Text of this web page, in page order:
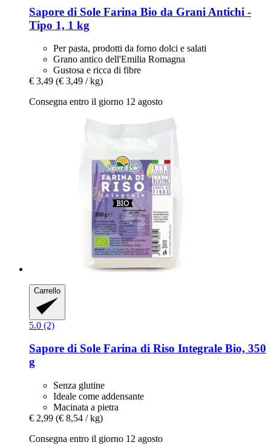
Sapore di Sole Farina Bio da Grani Antichi -​
Tipo 1, 1 kg
Per pasta, prodotti da forno dolci e salati
Grano antico dell'Emilia Romagna
Gustosa e ricca di fibre
€ 3,49 (€ 3,49 / kg)
Consegna entro il giorno 12 agosto
Carrello
5.0 (2)
Sapore di Sole Farina di Riso Integrale Bio, 350
g
Senza glutine
Ideale come addensante
Macinata a pietra
€ 2,99 (€ 8,54 / kg)
Consegna entro il giorno 12 agosto